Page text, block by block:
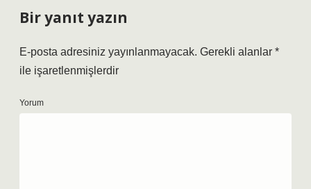
Bir yanıt yazın
E-posta adresiniz yayınlanmayacak. Gerekli alanlar *
ile işaretlenmişlerdir
Yorum